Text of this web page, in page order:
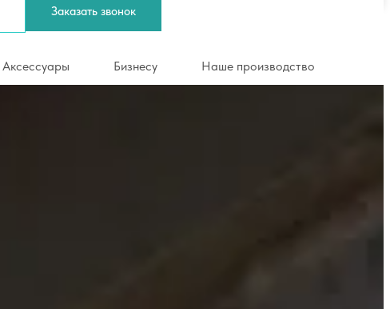
Заказать звонок
Аксессуары Бизнесу Наше производство